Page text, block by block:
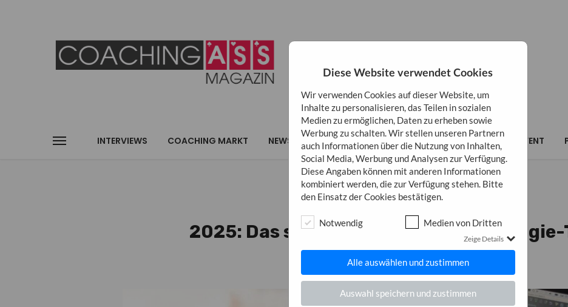
INTERVIEWS COACHING MARKT NEWS MARKETING BUSINESS INSPIRATION EVENT
NEWS
2025: Das sind die neuesten
11. März 2025 0
Diese Website verwendet Cookies
Wir verwenden Cookies auf dieser Website, um
Inhalte zu personalisieren, das Teilen in sozialen
Medien zu ermöglichen, Daten zu erheben sowie
Werbung zu schalten. Wir stellen unseren Partnern
auch Informationen über die Nutzung von Inhalten,
Social Media, Werbung und Analysen zur Verfügung.
Diese Angaben können mit anderen Informationen
kombiniert werden, die zur Verfügung stehen. Bitte
den Einsatz der Cookies bestätigen.
Notwendig Medien von Dritten
Zeige Details
Alle auswählen und zustimmen
Auswahl speichern und zustimmen